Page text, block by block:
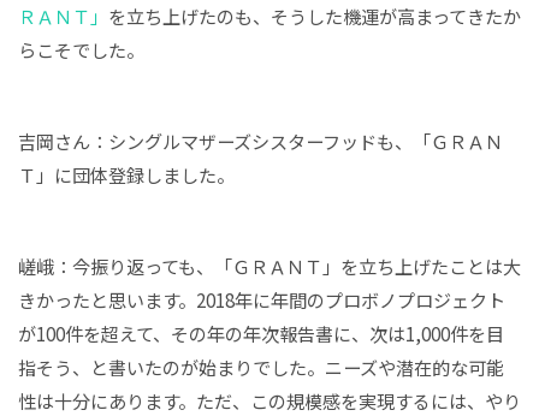
ＲＡＮＴ」 を立ち上げたのも、そうした機運が高まってきたか
らこそでした。
吉岡さん：シングルマザーズシスターフッドも、「ＧＲＡＮ
Ｔ」に団体登録しました。
嵯峨：今振り返っても、「ＧＲＡＮＴ」を立ち上げたことは大
きかったと思います。2018年に年間のプロボノプロジェクト
が100件を超えて、その年の年次報告書に、次は1,000件を目
指そう、と書いたのが始まりでした。ニーズや潜在的な可能
性は十分にあります。ただ、この規模感を実現するには、やり